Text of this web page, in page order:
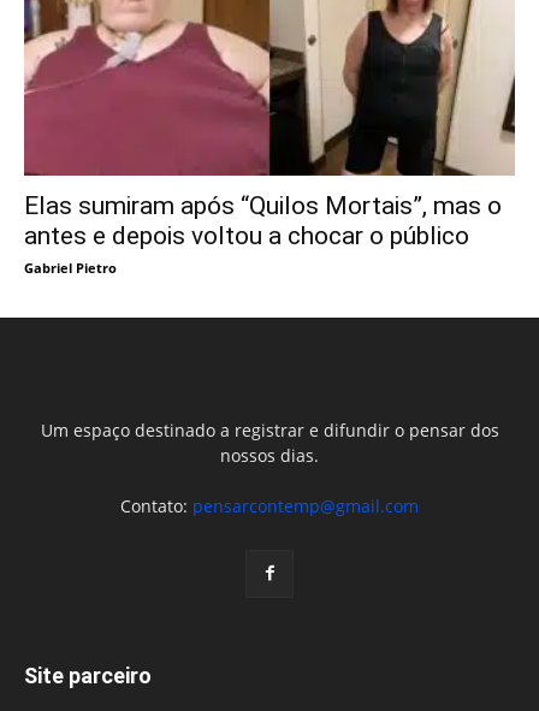
Elas sumiram após “Quilos Mortais”, mas o
antes e depois voltou a chocar o público
Gabriel Pietro
Um espaço destinado a registrar e difundir o pensar dos
nossos dias.
Contato: pensarcontemp@gmail.com
Site parceiro